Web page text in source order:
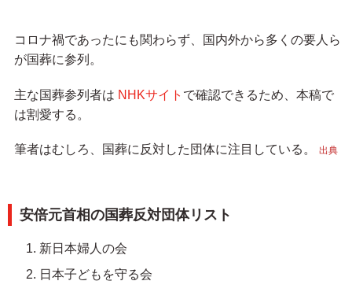
コロナ禍であったにも関わらず、国内外から多くの要人ら
が国葬に参列。
主な国葬参列者は NHKサイト で確認できるため、本稿で
は割愛する。
筆者はむしろ、国葬に反対した団体に注目している。 出典
安倍元首相の国葬反対団体リスト
新日本婦人の会
日本子どもを守る会